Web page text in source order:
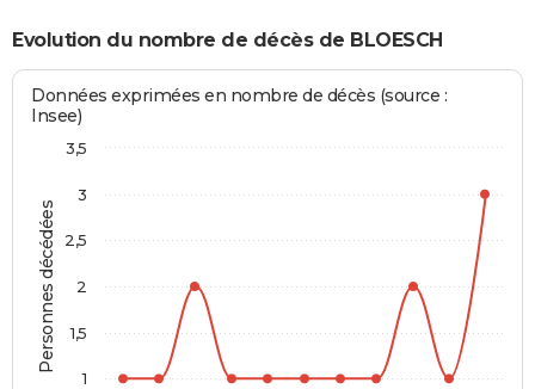
Evolution du nombre de décès de BLOESCH
Personnes décédées
Données exprimées en nombre de décès (source :
Insee)
1
1,5
2
2,5
3
3,5